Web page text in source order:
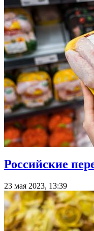
Российские
23 мая 2023, 13:39